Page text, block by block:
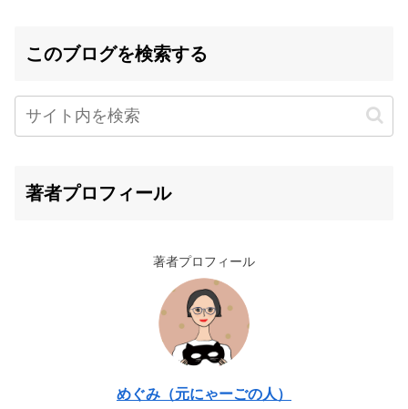
このブログを検索する
著者プロフィール
著者プロフィール
めぐみ（元にゃーごの人）